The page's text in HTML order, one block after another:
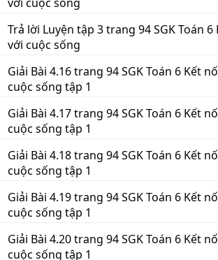
Trả lời Luyện tập 3 trang 94 SGK Toán
với cuộc sống
Giải Bài 4.16 trang 94 SGK Toán 6 Kết
cuộc sống tập 1
Giải Bài 4.17 trang 94 SGK Toán 6 Kết
cuộc sống tập 1
Giải Bài 4.18 trang 94 SGK Toán 6 Kết
cuộc sống tập 1
Giải Bài 4.19 trang 94 SGK Toán 6 Kết
cuộc sống tập 1
Giải Bài 4.20 trang 94 SGK Toán 6 Kết
cuộc sống tập 1